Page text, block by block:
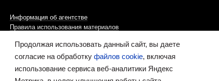
Информация об агентстве
Правила использования материалов
Информационная политика использования «cookies»-файлов
Ресурс содержит материалы 16+
Продолжая использовать данный сайт, вы даете
согласие на обработку файлов cookie, включая
использование сервиса веб-аналитики Яндекс